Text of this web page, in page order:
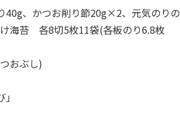
、かつお削り節20g×2、元気のりの
海苔 各8切5枚11袋(各板のり6.8枚
おぶし)
」